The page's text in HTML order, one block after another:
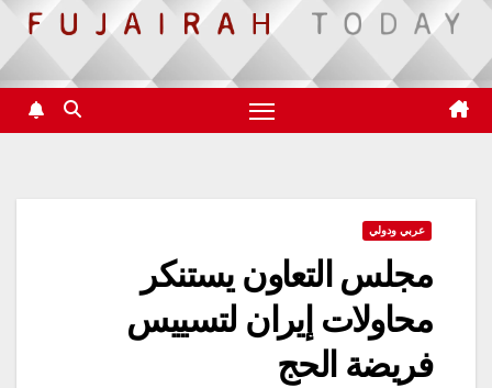
عربي ودولي
مجلس التعاون يستنكر
محاولات إيران لتسييس
فريضة الحج